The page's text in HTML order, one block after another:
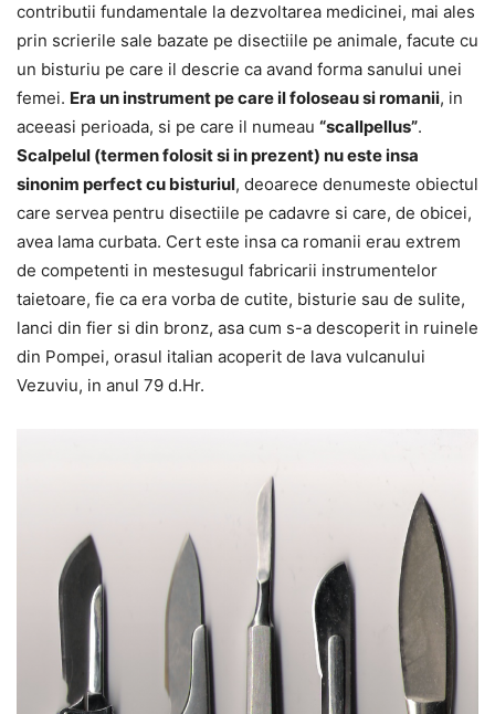
contributii fundamentale la dezvoltarea medicinei, mai ales
prin scrierile sale bazate pe disectiile pe animale, facute cu
un bisturiu pe care il descrie ca avand forma sanului unei
femei. Era un instrument pe care il foloseau si romanii, in
aceeasi perioada, si pe care il numeau “scallpellus”.
Scalpelul (termen folosit si in prezent) nu este insa
sinonim perfect cu bisturiul, deoarece denumeste obiectul
care servea pentru disectiile pe cadavre si care, de obicei,
avea lama curbata. Cert este insa ca romanii erau extrem
de competenti in mestesugul fabricarii instrumentelor
taietoare, fie ca era vorba de cutite, bisturie sau de sulite,
lanci din fier si din bronz, asa cum s-a descoperit in ruinele
din Pompei, orasul italian acoperit de lava vulcanului
Vezuviu, in anul 79 d.Hr.